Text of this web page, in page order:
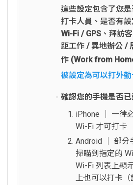
這些設定包含了您
打卡人員、是否有
Wi-Fi / GPS、拜訪
距工作 / 異地辦公 /
作 (Work from
被設定為可以打外勤
確認您的手機是否
iPhone │ 一律
Wi-Fi 才可打卡
Android │ 部分
掃瞄到指定的
Wi-Fi 列表上顯
上也可以打卡